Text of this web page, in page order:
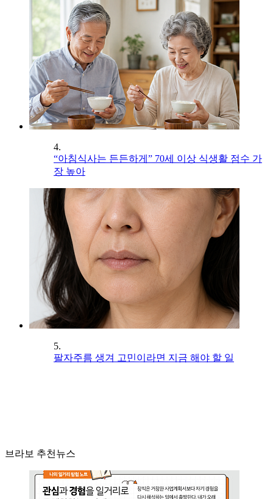
4.
“아침식사는 든든하게” 70세 이상 식생활 점수 가
장 높아
5.
팔자주름 생겨 고민이라면 지금 해야 할 일
브라보 추천뉴스